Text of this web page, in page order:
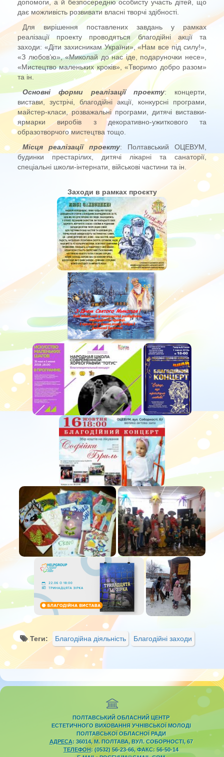
допомоги, а й безпосередню особисту участь дітей, що
дає можливість розвивати власні творчі здібності.
Для вирішення поставлених завдань у рамках
реалізації проекту проводяться благодійні акції та
заходи: «Діти захисникам України», «Нам все під силу!»,
«З любов’ю», «Миколай до нас іде, подаруночки несе»,
«Мистецтво маленьких кроків», «Творимо добро разом»
та ін.
Основні форми реалізації проекту: концерти,
вистави, зустрічі, благодійні акції, конкурсні програми,
майстер-класи, розважальні програми, дитячі виставки-
ярмарки виробів з декоративно-ужиткового та
образотворчого мистецтва тощо.
Місця реалізації проекту: Полтавський ОЦЕВУМ,
будинки престарілих, дитячі лікарні та санаторії,
спеціальні школи-інтернати, військові частини та ін.
Заходи в рамках проєкту
Теги: Благодійна діяльність Благодійні заходи
ПОЛТАВСЬКИЙ ОБЛАСНИЙ ЦЕНТР
ЕСТЕТИЧНОГО ВИХОВАННЯ УЧНІВСЬКОЇ МОЛОДІ
ПОЛТАВСЬКОЇ ОБЛАСНОЇ РАДИ
АДРЕСА: 36014, М. ПОЛТАВА, ВУЛ. СОБОРНОСТІ, 67
ТЕЛЕФОН: (0532) 56-23-66, ФАКС: 56-50-14